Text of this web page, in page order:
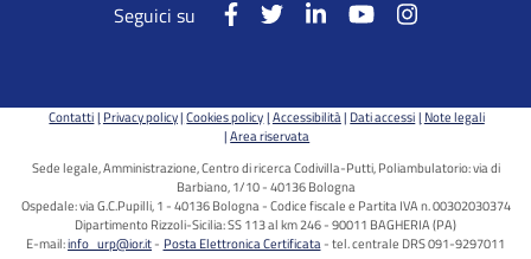
Seguici su
Contatti Privacy policy Cookies policy Accessibilità Dati accessi Note legali
Area riservata
Sede legale, Amministrazione, Centro di ricerca Codivilla-Putti, Poliambulatorio: via di
Barbiano, 1/10 - 40136 Bologna
Ospedale: via G.C.Pupilli, 1 - 40136 Bologna - Codice fiscale e Partita IVA n. 00302030374
Dipartimento Rizzoli-Sicilia: SS 113 al km 246 - 90011 BAGHERIA (PA)
E-mail:info_urp@ior.it Posta Elettronica Certificata tel. centrale DRS 091-9297011